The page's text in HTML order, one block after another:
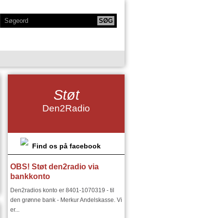
NY SERIE - BODYTALK
NY SERIE OM HAFNIA
KLANGKAMMERET
DEN2RADIO - SNART 18 ÅR
I ØSTEUROPA I 1900 TALLET
Støt
Den2Radio
Find os på facebook
OBS! Støt den2radio via
bankkonto
Den2radios konto er 8401-1070319 - til
den grønne bank - Merkur Andelskasse. Vi
er...